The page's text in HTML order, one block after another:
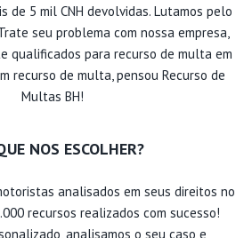
de 5 mil CNH devolvidas. Lutamos pelo
seu problema com nossa empresa,
qualificados para recurso de multa em
recurso de multa, pensou Recurso de
Multas BH!
NOS ESCOLHER?
analisados em seus direitos no
recursos realizados com sucesso!
analisamos o seu caso e